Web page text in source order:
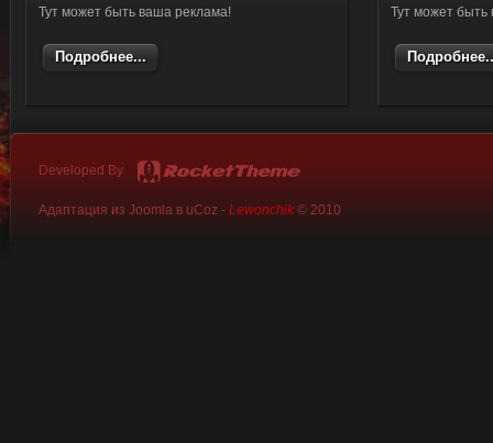
list-style: none;
margin: 0;
padding: 0;
<img
src="http://
Тут может быть ваша реклама!
Подробнее...
Тут может
Developed By
Адаптация из Joomla в uCoz - Lewonchik© 2010